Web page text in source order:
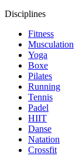
Disciplines
Fitness
Musculation
Yoga
Boxe
Pilates
Running
Tennis
Padel
HIIT
Danse
Natation
Crossfit